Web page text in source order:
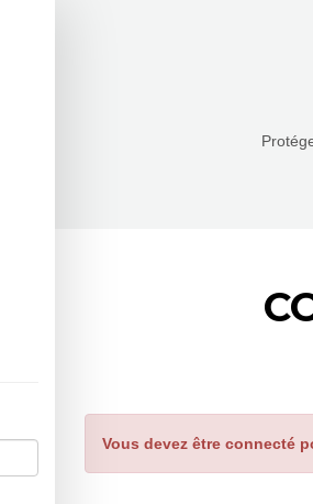
Vous devez être connecté